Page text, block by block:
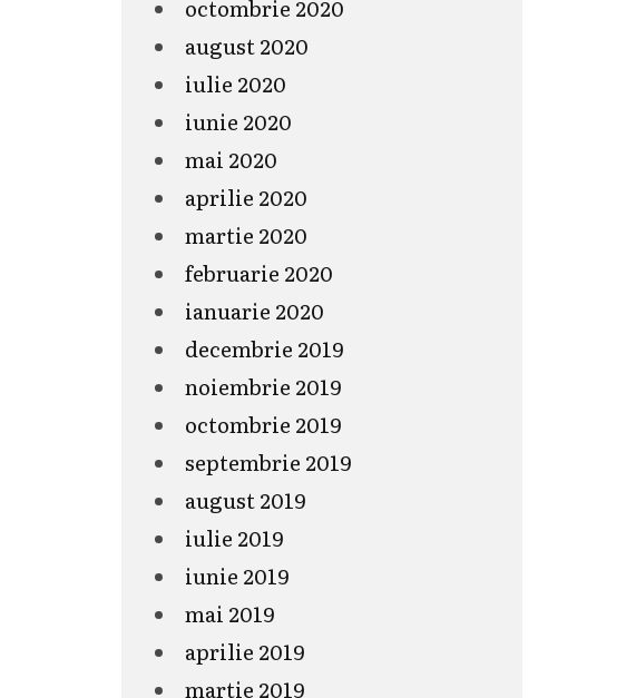
octombrie 2020
august 2020
iulie 2020
iunie 2020
mai 2020
aprilie 2020
martie 2020
februarie 2020
ianuarie 2020
decembrie 2019
noiembrie 2019
octombrie 2019
septembrie 2019
august 2019
iulie 2019
iunie 2019
mai 2019
aprilie 2019
martie 2019